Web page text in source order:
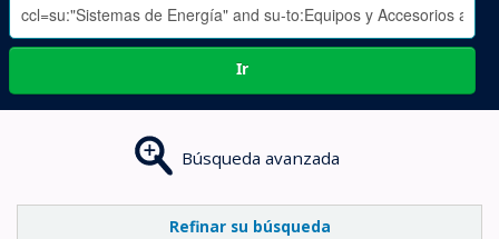
Ir
Búsqueda avanzada
Refinar su búsqueda